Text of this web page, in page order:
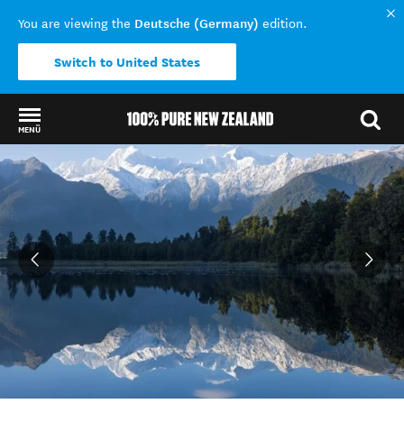
You are viewing the Deutsche (Germany) edition.
Switch to United States
MENÜ
Back to my results